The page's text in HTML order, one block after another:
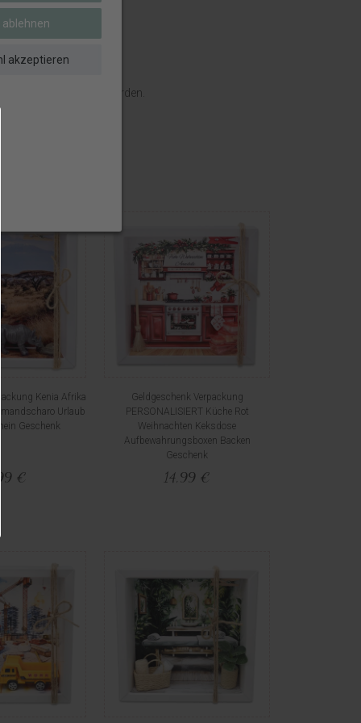
eingeschlossen werden.
Kenia Afrika
Urlaub
Geschenk
€
Geldgeschenk Verpackung
PERSONALISIERT Küche Rot
Weihnachten Keksdose
Aufbewahrungsboxen Backen
Geschenk
14,99 €
ablehnen
akzeptieren